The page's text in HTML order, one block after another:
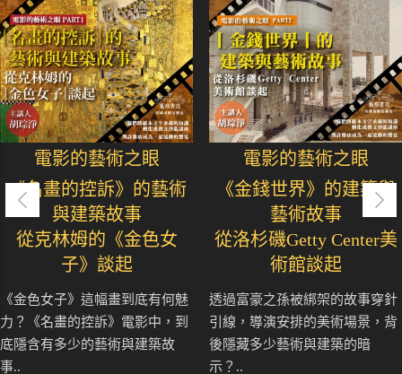
電影的藝術之眼
《名畫的控訴》的藝術
與建築故事
從克林姆的《金色女
子》談起
《金色女子》這幅畫到底有何魅
力？《名畫的控訴》電影中，到
底隱含有多少的藝術與建築故
事..
電影的藝術之眼
《金錢世界》的建築與
藝術故事
從洛杉磯Getty Center美
術館談起
透過富豪之孫被綁架的故事穿針
引線，導演安排的美術場景，背
後隱藏多少藝術與建築的暗
示？..